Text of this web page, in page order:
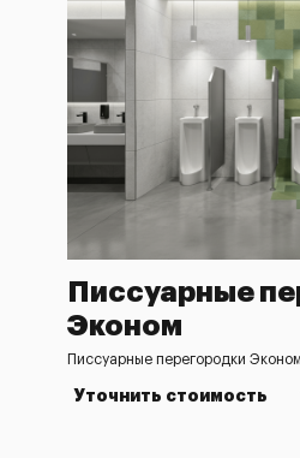
Писсуарные
Эконом
Писсуарные перегородки Эконом
Уточнить стоимость